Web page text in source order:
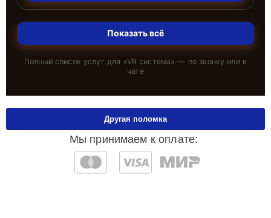
Показать всё
Полный список услуг для «VR система» — по звонку или в
чате
Мы принимаем к оплате:
Другая поломка